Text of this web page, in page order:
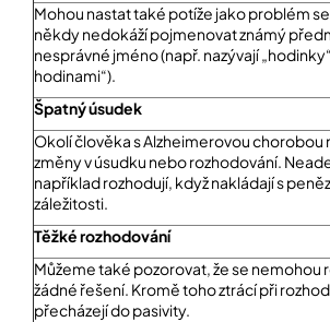
KONCENTRACI
BAZAR
REPASOVANÉ
POMŮCKY
Přihlášení
Mohou nastat také potíže jako problém
někdy nedokáží pojmenovat známý
nesprávné jméno (např. nazývají
hodinami“).
Špatnýúsudek
Okolí člověka s Alzheimerovou chorobou
změny v úsudku nebo rozhodování.
například rozhodují, když nakládají s
záležitosti.
Těžké rozhodování
Můžeme také pozorovat, že se nemohou
žádné řešení. Kromě toho ztrácí při
přecházejí do pasivity.
e
m
e